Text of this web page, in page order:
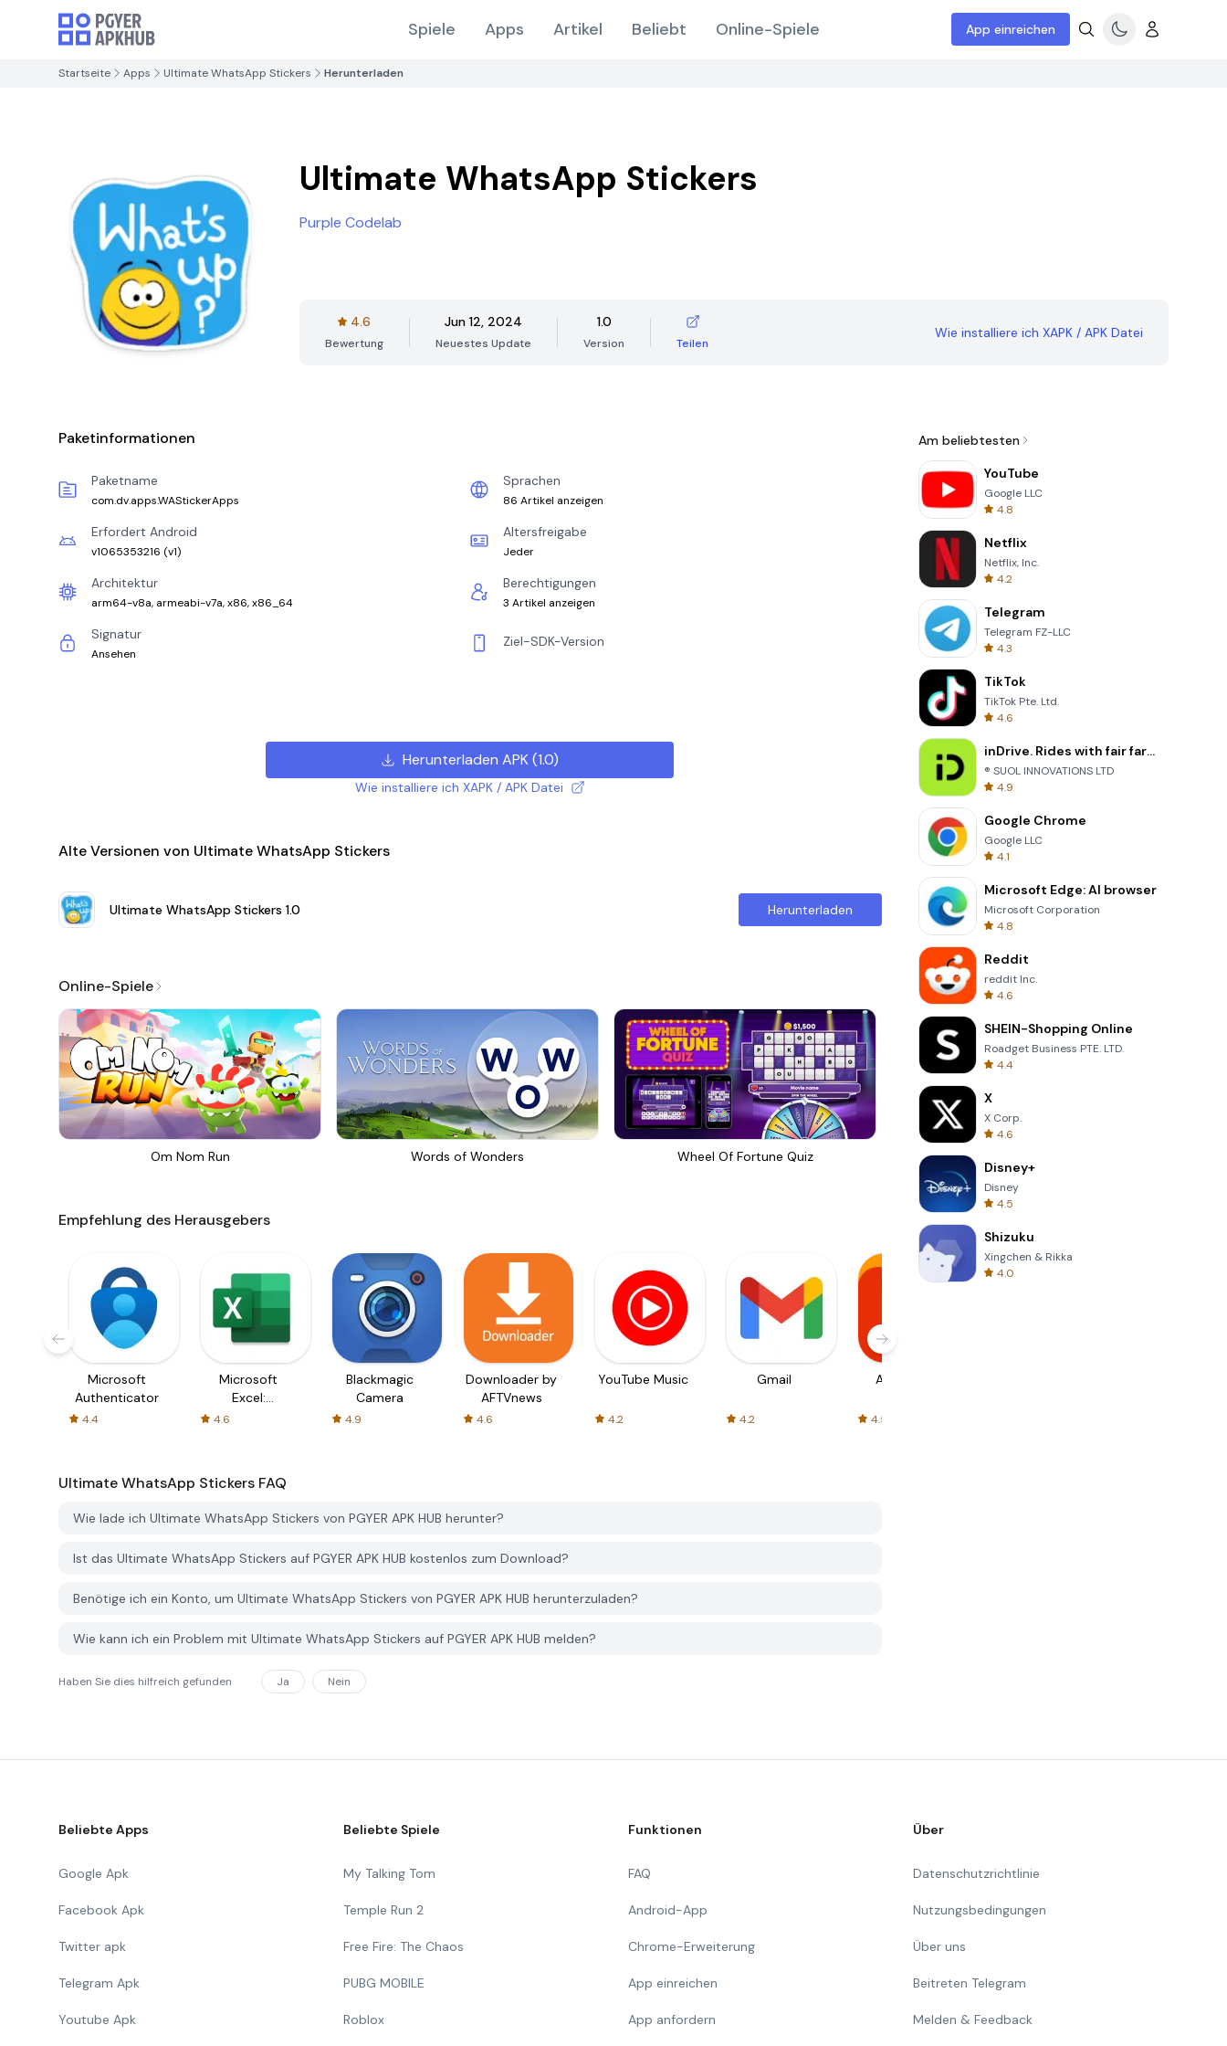
Spiele Apps Artikel Beliebt Online-Spiele App einreichen
Startseite Apps Ultimate WhatsApp Stickers Herunterladen
Ultimate WhatsApp Stickers
Purple Codelab
4.6
Bewertung
Jun 12, 2024
Neuestes Update
1.0
Version Teilen
Wie installiere ich XAPK / APK Datei
Paketinformationen
Paketname
com.dv.apps.WAStickerApps
Sprachen
86 Artikel anzeigen
Erfordert Android
v1065353216 (v1)
Altersfreigabe
Jeder
Architektur
arm64-v8a, armeabi-v7a, x86, x86_64
Berechtigungen
3 Artikel anzeigen
Signatur
Ansehen
Ziel-SDK-Version
Herunterladen APK(1.0)
Wie installiere ich XAPK / APK Datei
Alte Versionen von Ultimate WhatsApp Stickers
Ultimate WhatsApp Stickers 1.0 Herunterladen
Online-Spiele
Om Nom Run Words of Wonders Wheel Of Fortune Quiz 8 Ball Billiards Classic
Empfehlung des Herausgebers
Microsoft
Authenticator
4.4
Microsoft
Excel:
Spreadsheets
4.6
Blackmagic
Camera
4.9
Downloader by
AFTVnews
4.6
YouTube Music
4.2
Gmail
4.2
AliExpress
4.5
Ultimate WhatsApp Stickers FAQ
Wie lade ich Ultimate WhatsApp Stickers von PGYER APK HUB herunter?
Ist das Ultimate WhatsApp Stickers auf PGYER APK HUB kostenlos zum Download?
Benötige ich ein Konto, um Ultimate WhatsApp Stickers von PGYER APK HUB herunterzuladen?
Wie kann ich ein Problem mit Ultimate WhatsApp Stickers auf PGYER APK HUB melden?
Haben Sie dies hilfreich gefunden Ja Nein
Am beliebtesten
YouTube
Google LLC
4.8
Netflix
Netflix, Inc.
4.2
Telegram
Telegram FZ-LLC
4.3
TikTok
TikTok Pte. Ltd.
4.6
inDrive. Rides with fair fares
® SUOL INNOVATIONS LTD
4.9
Google Chrome
Google LLC
4.1
Microsoft Edge: AI browser
Microsoft Corporation
4.8
Reddit
reddit Inc.
4.6
SHEIN-Shopping Online
Roadget Business PTE. LTD.
4.4
X
X Corp.
4.6
Disney+
Disney
4.5
Shizuku
Xingchen & Rikka
4.0
Beliebte Apps
Google Apk
Facebook Apk
Twitter apk
Telegram Apk
Youtube Apk
Beliebte Spiele
My Talking Tom
Temple Run 2
Free Fire: The Chaos
PUBG MOBILE
Roblox
Funktionen
FAQ
Android-App
Chrome-Erweiterung
App einreichen
App anfordern
Über
Datenschutzrichtlinie
Nutzungsbedingungen
Über uns
Beitreten Telegram
Melden & Feedback